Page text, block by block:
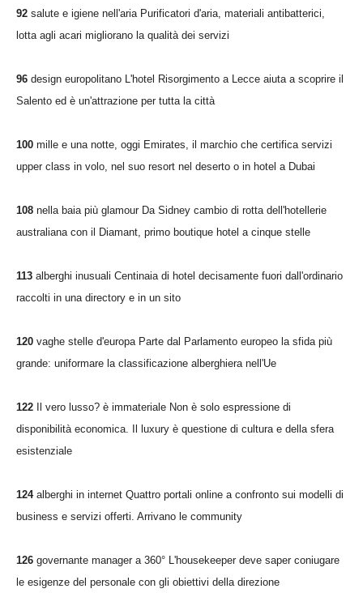
92 salute e igiene nell'aria Purificatori d'aria, materiali antibatterici,
lotta agli acari migliorano la qualità dei servizi
96 design europolitano L'hotel Risorgimento a Lecce aiuta a scoprire il
Salento ed è un'attrazione per tutta la città
100 mille e una notte, oggi Emirates, il marchio che certifica servizi
upper class in volo, nel suo resort nel deserto o in hotel a Dubai
108 nella baia più glamour Da Sidney cambio di rotta dell'hotellerie
australiana con il Diamant, primo boutique hotel a cinque stelle
113 alberghi inusuali Centinaia di hotel decisamente fuori dall'ordinario
raccolti in una directory e in un sito
120 vaghe stelle d'europa Parte dal Parlamento europeo la sfida più
grande: uniformare la classificazione alberghiera nell'Ue
122 Il vero lusso? è immateriale Non è solo espressione di
disponibilità economica. Il luxury è questione di cultura e della sfera
esistenziale
124alberghi in internet Quattro portali online a confronto sui modelli di
business e servizi offerti. Arrivano le community
126 governante manager a 360° L'housekeeper deve saper coniugare
le esigenze del personale con gli obiettivi della direzione